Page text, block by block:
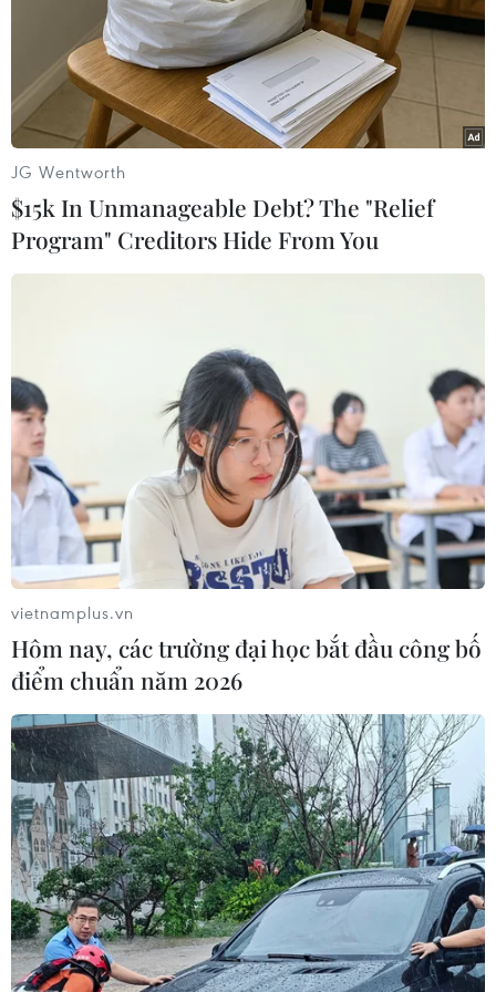
TIN LIÊN QUAN
Didier Deschamps ngất ngây với chiến
thắng trước đội tuyển Đức
08/07/2016 02:20
Huấn luyện viên đội tuyển Pháp Didier Deschamps cho
biết các cầu thủ của ông hiện đã làm nên lịch sử, và
nếu thắng trận chung kết, họ sẽ vươn lên bằng Đức với
Tây Ban Nha về số lần vô địch châu lục.
JG Wentworth
$15k In Unmanageable Debt? The "Relief
Program" Creditors Hide From You
vietnamplus.vn
Hôm nay, các trường đại học bắt đầu công bố
điểm chuẩn năm 2026